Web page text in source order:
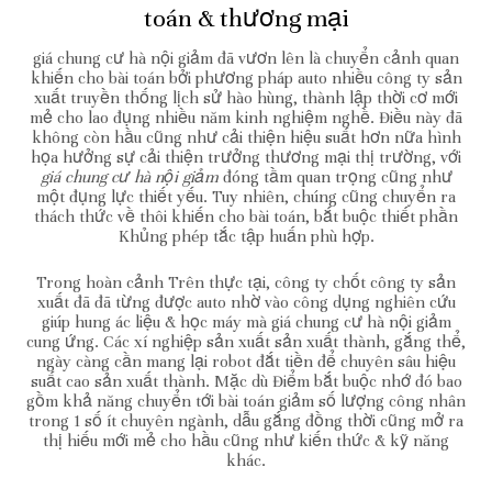
toán & thương mại
giá chung cư hà nội giảm đã vươn lên là chuyển cảnh quan
khiến cho bài toán bởi phương pháp auto nhiều công ty sản
xuất truyền thống lịch sử hào hùng, thành lập thời cơ mới
mẻ cho lao đụng nhiều năm kinh nghiệm nghề. Điều này đã
không còn hầu cũng như cải thiện hiệu suất hơn nữa hình
họa hưởng sự cải thiện trưởng thương mại thị trường, với
giá chung cư hà nội giảmđóng tầm quan trọng cũng như
một đụng lực thiết yếu. Tuy nhiên, chúng cũng chuyển ra
thách thức về thôi khiến cho bài toán, bắt buộc thiết phần
Khủng phép tắc tập huấn phù hợp.
Trong hoàn cảnh Trên thực tại, công ty chốt công ty sản
xuất đã đã từng được auto nhờ vào công dụng nghiên cứu
giúp hung ác liệu & học máy mà giá chung cư hà nội giảm
cung ứng. Các xí nghiệp sản xuất sản xuất thành, gắng thể,
ngày càng cần mang lại robot đắt tiền để chuyên sâu hiệu
suất cao sản xuất thành. Mặc dù Điểm bắt buộc nhớ đó bao
gồm khả năng chuyển tới bài toán giảm số lượng công nhân
trong 1 số ít chuyên ngành, dẫu gắng đồng thời cũng mở ra
thị hiếu mới mẻ cho hầu cũng như kiến thức & kỹ năng
khác.